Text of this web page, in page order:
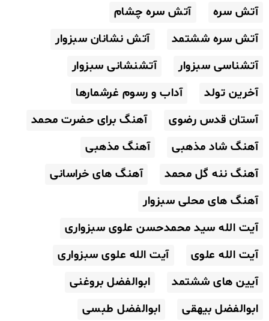
آتش سره
آتش سره چشام
آتش سره ششتمد
آتش نشانان سبزوار
آتشناسی سبزوار
آتشنشانی سبزوار
آخرین تولد
آداب و رسوم غرشمارها
آستان قدس رضوی
آهنگ برای حضرت محمد
آهنگ شاد مذهبی
آهنگ مذهبی
آهنگ ننه گل محمد
آهنگ های خراسانی
آهنگ های محلی سبزوار
آیت الله سید محمدحسن علوی سبزواری
آیت الله علوی
آیت الله علوی سبزواری
آیین های ششتمد
ابوالفضل بروغنی
ابوالفضل بیهقی
ابوالفضل طبسی